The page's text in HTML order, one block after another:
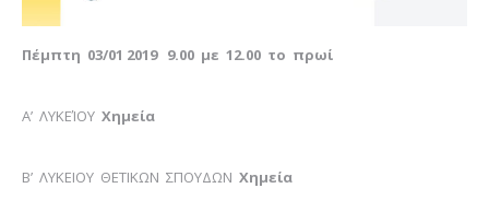
Πέμπτη 03/01 2019 9.00 με 12.00 το πρωί
Α’ ΛΥΚΕΊΟΥ Χημεία
Β’ ΛΥΚΕΙΟΥ ΘΕΤΙΚΩΝ ΣΠΟΥΔΩΝ Χημεία